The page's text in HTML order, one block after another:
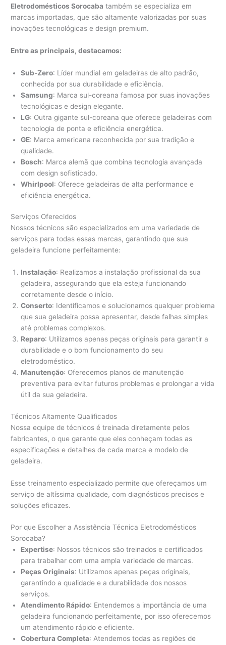
Eletrodomésticos Sorocaba também se especializa em
marcas importadas, que são altamente valorizadas por suas
inovações tecnológicas e design premium.
Entre as principais, destacamos:
Sub-Zero: Líder mundial em geladeiras de alto padrão,
conhecida por sua durabilidade e eficiência.
Samsung: Marca sul-coreana famosa por suas inovações
tecnológicas e design elegante.
LG: Outra gigante sul-coreana que oferece geladeiras com
tecnologia de ponta e eficiência energética.
GE: Marca americana reconhecida por sua tradição e
qualidade.
Bosch: Marca alemã que combina tecnologia avançada
com design sofisticado.
Whirlpool: Oferece geladeiras de alta performance e
eficiência energética.
Serviços Oferecidos
Nossos técnicos são especializados em uma variedade de
serviços para todas essas marcas, garantindo que sua
geladeira funcione perfeitamente:
Instalação: Realizamos a instalação profissional da sua
geladeira, assegurando que ela esteja funcionando
corretamente desde o início.
Conserto: Identificamos e solucionamos qualquer problema
que sua geladeira possa apresentar, desde falhas simples
até problemas complexos.
Reparo: Utilizamos apenas peças originais para garantir a
durabilidade e o bom funcionamento do seu
eletrodoméstico.
Manutenção: Oferecemos planos de manutenção
preventiva para evitar futuros problemas e prolongar a vida
útil da sua geladeira.
Técnicos Altamente Qualificados
Nossa equipe de técnicos é treinada diretamente pelos
fabricantes, o que garante que eles conheçam todas as
especificações e detalhes de cada marca e modelo de
geladeira.
Esse treinamento especializado permite que ofereçamos um
serviço de altíssima qualidade, com diagnósticos precisos e
soluções eficazes.
Por que Escolher a Assistência Técnica Eletrodomésticos
Sorocaba?
Expertise: Nossos técnicos são treinados e certificados
para trabalhar com uma ampla variedade de marcas.
Peças Originais: Utilizamos apenas peças originais,
garantindo a qualidade e a durabilidade dos nossos
serviços.
Atendimento Rápido: Entendemos a importância de uma
geladeira funcionando perfeitamente, por isso oferecemos
um atendimento rápido e eficiente.
Cobertura Completa: Atendemos todas as regiões de